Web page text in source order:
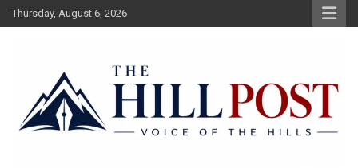
Skip
to
Thursday, August 6, 2026